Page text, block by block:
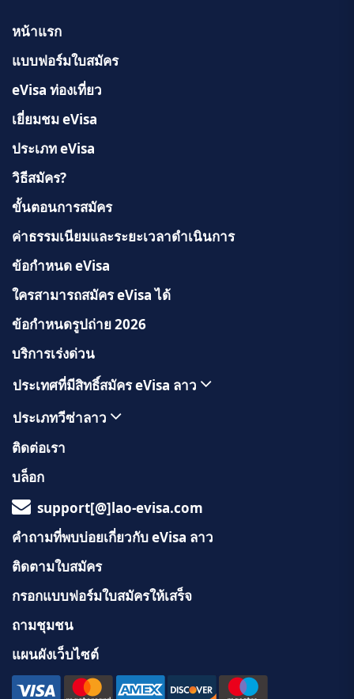
หน้าแรก
แบบฟอร์มใบสมัคร
eVisa ท่องเที่ยว
เยี่ยมชม eVisa
ประเภท eVisa
วิธีสมัคร?
ขั้นตอนการสมัคร
ค่าธรรมเนียมและระยะเวลาดำเนินการ
ข้อกำหนด eVisa
ใครสามารถสมัคร eVisa ได้
ข้อกำหนดรูปถ่าย 2026
บริการเร่งด่วน
ประเทศที่มีสิทธิ์สมัคร eVisa ลาว
ประเภทวีซ่าลาว
ติดต่อเรา
บล็อก
support[@]lao-evisa.com
คำถามที่พบบ่อยเกี่ยวกับ eVisa ลาว
ติดตามใบสมัคร
กรอกแบบฟอร์มใบสมัครให้เสร็จ
ถามชุมชน
แผนผังเว็บไซต์